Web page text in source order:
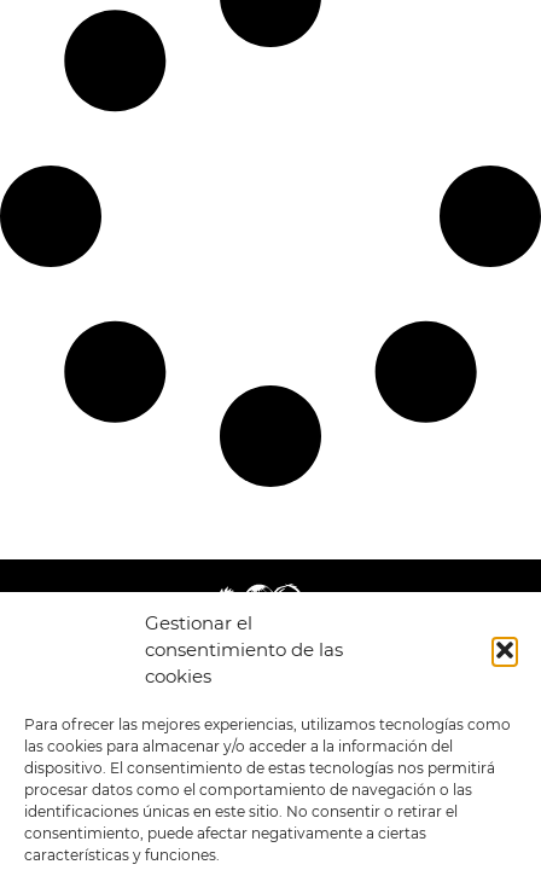
Gestionar el
consentimiento de las
cookies
Para ofrecer las mejores experiencias, utilizamos tecnologías como
las cookies para almacenar y/o acceder a la información del
dispositivo. El consentimiento de estas tecnologías nos permitirá
procesar datos como el comportamiento de navegación o las
identificaciones únicas en este sitio. No consentir o retirar el
consentimiento, puede afectar negativamente a ciertas
características y funciones.
LEGAL
POLÍTICA DE
PRIVACIDAD
TÉRMINOS Y
CONDICIONES
GENERALES DE LA
POLÍTICA DE COOKIES
ENLACES
TIENDA
ESTILOS
FORMATOS
PREVENTAS
OFERTAS
MERCHANDISING